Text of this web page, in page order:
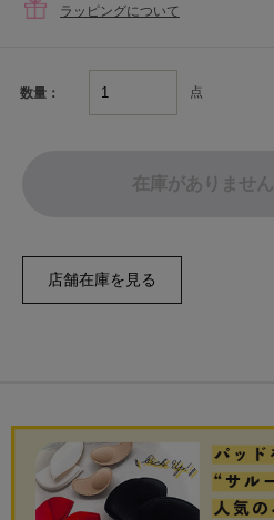
ラッピングについて
数量： 点
在庫がありません